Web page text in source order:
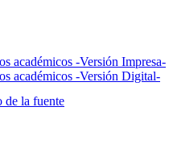
académicos -Versión Impresa-
académicos -Versión Digital-
de la fuente